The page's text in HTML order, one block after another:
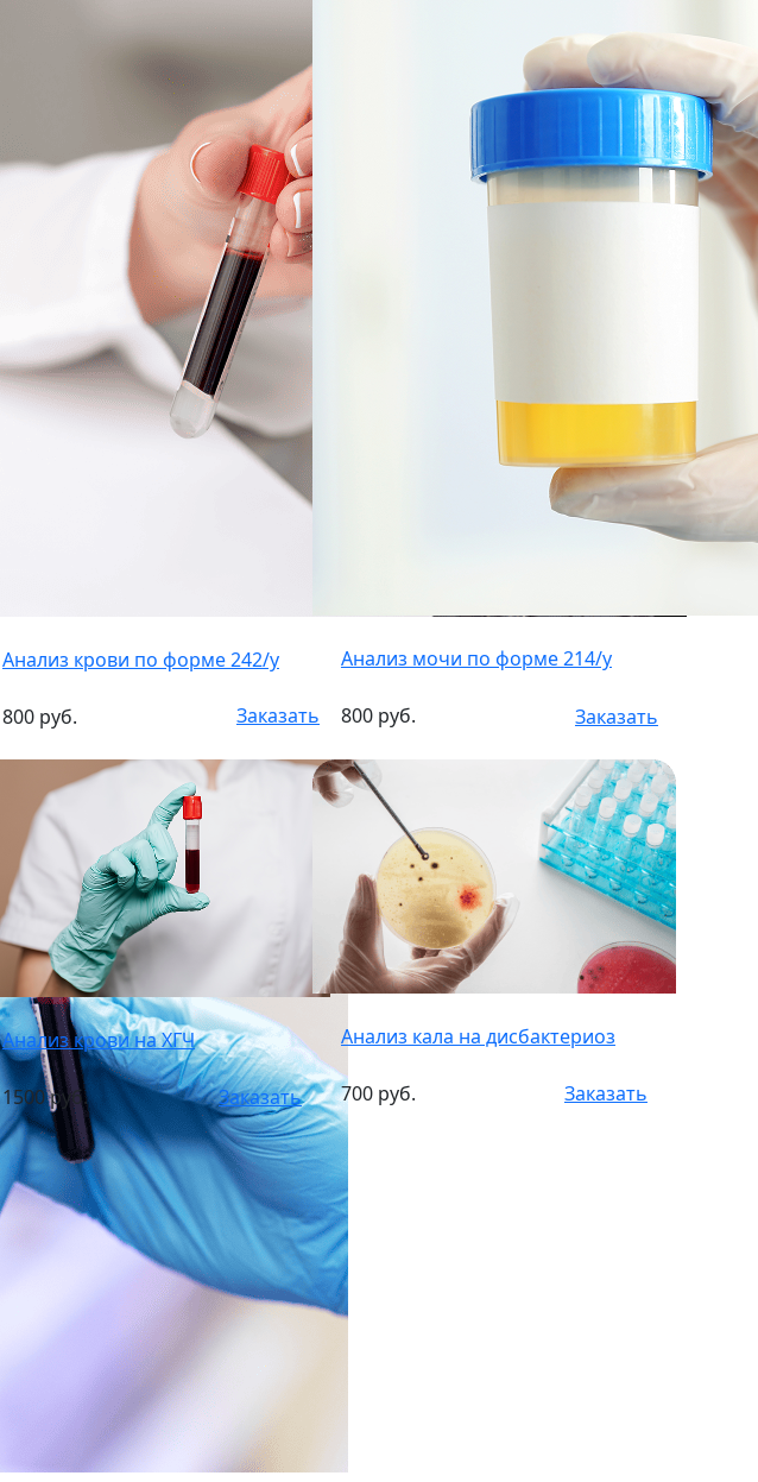
Заказать
Анализ крови по форме 242/у
800 руб. Заказать
Анализ мочи по форме 214/у
800 руб.
Анализ крови на ХГЧ
1500 руб. Заказать
Анализ кала на дисбактериоз
700 руб. Заказать